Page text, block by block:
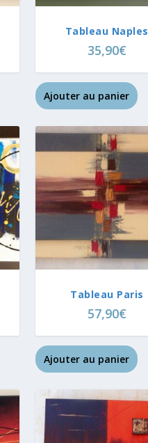
Tableau Naples
35,90€
Ajouter au panier
Tableau Paris
57,90€
Ajouter au panier